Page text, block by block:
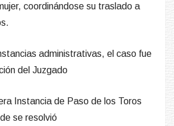
coordinándose su traslado a
administrativas, el caso fue
del Juzgado
Instancia de Paso de los Toros
se resolvió